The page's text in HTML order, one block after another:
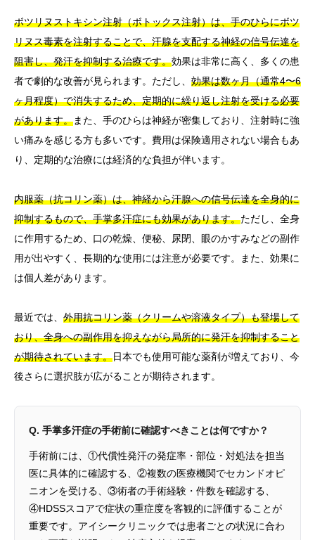
ボツリヌストキシン注射（ボトックス注射）は、手のひらにボツ
リヌス毒素を注射することで、汗腺を支配する神経の信号伝達を
阻害し、発汗を抑制する治療です。効果は非常に高く、多くの患
者で劇的な改善が見られます。ただし、 効果は数ヶ月（通常4〜6
ヶ月程度）で消失するため、定期的に繰り返し注射を受ける必要
があります。また、手のひらは神経が密集しており、注射時に強
い痛みを感じる方も多いです。費用は保険適用されない場合もあ
り、定期的な治療には経済的な負担が伴います。
内服薬（抗コリン薬）は、神経から汗腺への信号伝達を全身的に
抑制するもので、手掌多汗症にも効果があります。ただし、全身
に作用するため、口の乾燥、便秘、尿閉、眼のかすみなどの副作
用が出やすく、長期的な使用には注意が必要です。また、効果に
は個人差があります。
最近では、 外用抗コリン薬（クリームや溶液タイプ）も登場して
おり、全身への副作用を抑えながら局所的に発汗を抑制すること
が期待されています。日本でも使用可能な薬剤が増えており、今
後さらに選択肢が広がることが期待されます。
Q. 手掌多汗症の手術前に確認すべきことは何ですか？
手術前には、①代償性発汗の発症率・部位・対処法を担当
医に具体的に確認する、②複数の医療機関でセカンドオピ
ニオンを受ける、③術者の手術経験・件数を確認する、
④HDSSスコアで症状の重症度を客観的に評価することが
重要です。アイシークリニックでは患者ごとの状況に合わ